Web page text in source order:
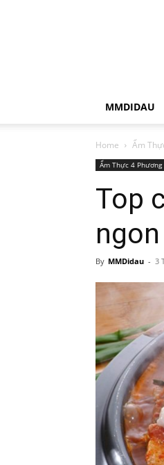
MMDIDAU
Home Ẩm
Ẩm Thực 4 Phương
Top
By MMDidau - 3